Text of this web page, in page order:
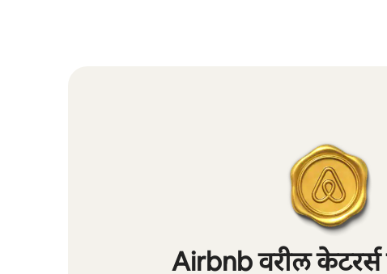
Airbnb वरील केटरर्स